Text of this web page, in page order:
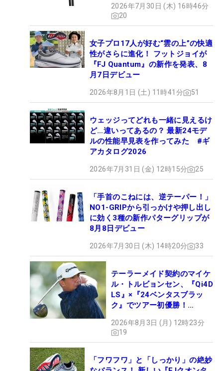
2026年7月30日 (木) 16時46分
20
女子プロ17人が好む“雲の上”の快適
性がさらに進化！ フットジョイが
『FJ Quantum』の新作を発表、8
月7日デビュー
2026年8月1日 (土) 11時41分 51
ウェッジってどれも一緒に見えるけ
ど…違いってあるの？ 最新24モデ
ルの性能早見表を作ってみた #ギ
アカタログ2026
2026年7月31日 (金) 12時15分 25
「手首のこねには、逆テーパー！」
NO1-GRIPから引っかけや押し出し
に効く3種の新作パターグリップが
8月8日デビュー
2026年7月30日 (木) 14時20分 33
テーラーメイド契約のマイケ
ル・トルビョンセン、『Qi4D
LS』×『24ベンタスブラッ
ク』でツアー初優勝！
2026年8月3日 (月) 12時23分
19
「フワフワ」と「しっかり」の絶妙